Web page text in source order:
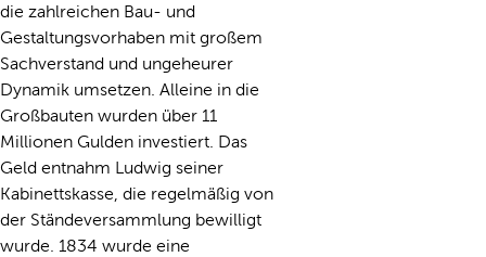
die zahlreichen Bau- und
Gestaltungsvorhaben mit großem
Sachverstand und ungeheurer
Dynamik umsetzen. Alleine in die
Großbauten wurden über 11
Millionen Gulden investiert. Das
Geld entnahm Ludwig seiner
Kabinettskasse, die regelmäßig von
der Ständeversammlung bewilligt
wurde. 1834 wurde eine